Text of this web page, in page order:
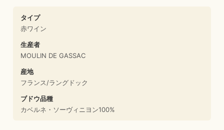
タイプ
赤ワイン
生産者
MOULIN DE GASSAC
産地
フランス/ラングドック
ブドウ品種
カベルネ・ソーヴィニヨン100%